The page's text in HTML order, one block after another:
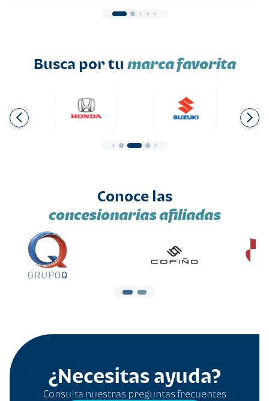
Busca por tu marca favorita
Conoce las
concesionarias afiliadas
¿Necesitas ayuda?
Consulta nuestras preguntas frecuentes